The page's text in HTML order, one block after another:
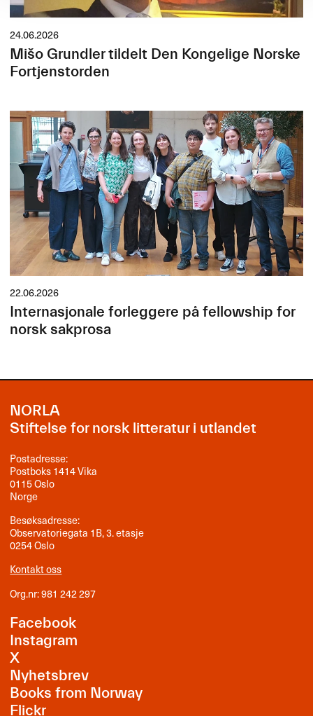
24.06.2026
Mišo Grundler tildelt Den Kongelige Norske
Fortjenstorden
22.06.2026
Internasjonale forleggere på fellowship for
norsk sakprosa
NORLA
Stiftelse for norsk litteratur i utlandet
Postadresse:
Postboks 1414 Vika
0115 Oslo
Norge
Besøksadresse:
Observatoriegata 1B, 3. etasje
0254 Oslo
Kontakt oss
Org.nr: 981 242 297
Facebook
Instagram
X
Nyhetsbrev
Books from Norway
Flickr